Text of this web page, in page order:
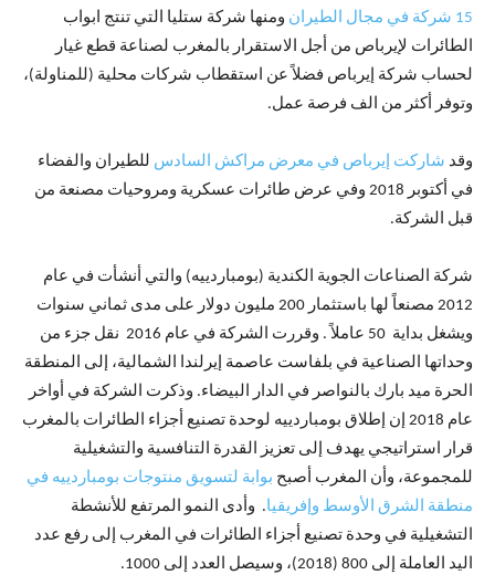
15 شركة في مجال الطيران
ومنها شركة ستليا التي تنتج ابواب
الطائرات لإيرباص من أجل الاستقرار بالمغرب لصناعة قطع غيار
لحساب شركة إيرباص فضلاً عن استقطاب شركات محلية (للمناولة)،
وتوفر أكثر من الف فرصة عمل.
وقد شاركت إيرباص في معرض مراكش السادس للطيران والفضاء
في أكتوبر 2018 وفي عرض طائرات عسكرية ومروحيات مصنعة من
قبل الشركة.
شركة الصناعات الجوية الكندية (بومباردييه) والتي أنشأت في عام
2012 مصنعاً لها باستثمار 200 مليون دولار على مدى ثماني سنوات
ويشغل بداية 50 عاملاً . وقررت الشركة في عام 2016 نقل جزء من
وحداتها الصناعية في بلفاست عاصمة إيرلندا الشمالية، إلى المنطقة
الحرة ميد بارك بالنواصر في الدار البيضاء. وذكرت الشركة في أواخر
عام 2018 إن إطلاق بومباردييه لوحدة تصنيع أجزاء الطائرات بالمغرب
قرار استراتيجي يهدف إلى تعزيز القدرة التنافسية والتشغيلية
للمجموعة، وأن المغرب أصبح بوابة لتسويق منتوجات بومباردييه في
منطقة الشرق الأوسط وإفريقيا. وأدى النمو المرتفع للأنشطة
التشغيلية في وحدة تصنيع أجزاء الطائرات في المغرب إلى رفع عدد
اليد العاملة إلى 800 (2018)، وسيصل العدد إلى 1000.